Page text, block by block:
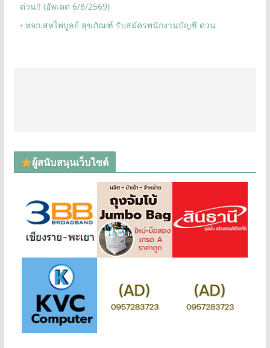
ด่วน!! (อัพเดต 6/8/2569)
• หจก.สหไพบูลย์ สุขภัณฑ์ รับสมัครพนักงานบัญชี ด่วน
ผู้สนับสนุนเว็บไซต์